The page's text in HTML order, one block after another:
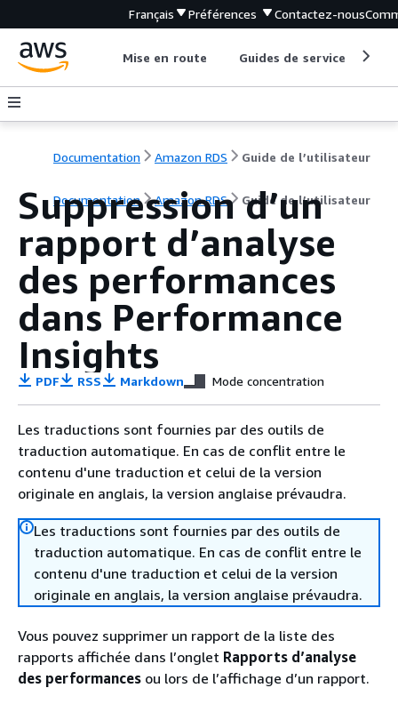
Français Préférences Contactez-nous
Mise en route Guides de service
Documentation Amazon RDS Guide de l’utilisateur
Documentation Amazon RDS Guide de l’utilisateur
Suppression d’un
rapport d’analyse
des performances
dans Performance
Insights
PDF RSS Markdown Mode concentration
Les traductions sont fournies par des outils de
traduction automatique. En cas de conflit entre le
contenu d'une traduction et celui de la version
originale en anglais, la version anglaise prévaudra.
Les traductions sont fournies par des outils de
traduction automatique. En cas de conflit entre le
contenu d'une traduction et celui de la version
originale en anglais, la version anglaise prévaudra.
Vous pouvez supprimer un rapport de la liste des
rapports affichée dans l’onglet Rapports d’analyse
des performances ou lors de l’affichage d’un rapport.